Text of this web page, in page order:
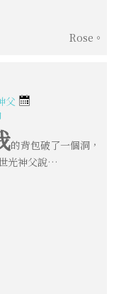
Rose。
父
的背包破了一個洞，
光神父說…